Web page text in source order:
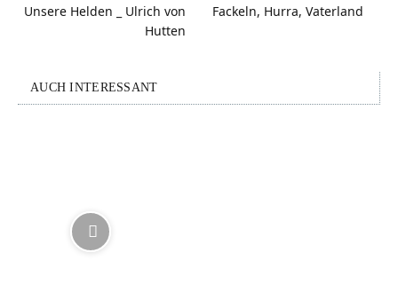
Unsere Helden _ Ulrich von
Hutten
Fackeln, Hurra, Vaterland
AUCH INTERESSANT